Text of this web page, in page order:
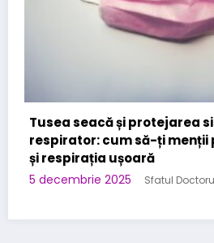
Stomatologice –
la Kirilova Dent
3 noiembrie 2025 Sfatul